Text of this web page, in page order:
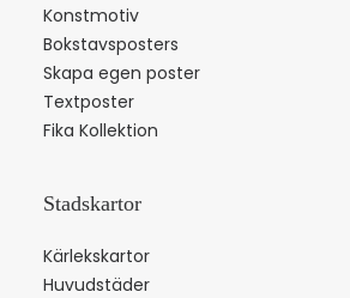
Konstmotiv
Bokstavsposters
Skapa egen poster
Textposter
Fika Kollektion
Stadskartor
Kärlekskartor
Huvudstäder